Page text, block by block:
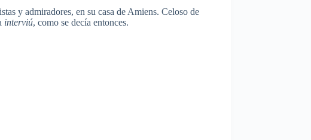
y admiradores, en su casa de Amiens. Celoso de
interviú, como se decía entonces.